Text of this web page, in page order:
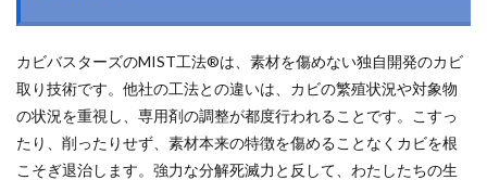
カビバスターズのMIST工法®は、素材を傷めない独自開発のカビ
取り技術です。他社の工法との違いは、カビの繁殖状況や対象物
の状況を重視し、専用剤の調整が都度行われることです。こすっ
たり、削ったりせず、素材本来の特徴を傷めることなくカビを根
こそぎ退治します。強力な分解死滅力と反して、わたしたちの生